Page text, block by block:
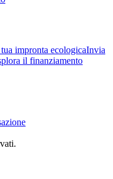
impronta ecologicaInvia
il finanziamento